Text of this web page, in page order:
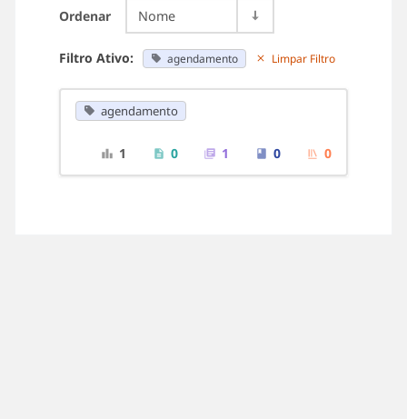
Ordenar Nome
Filtro Ativo: agendamento Limpar Filtro
agendamento
1 0 1 0 0